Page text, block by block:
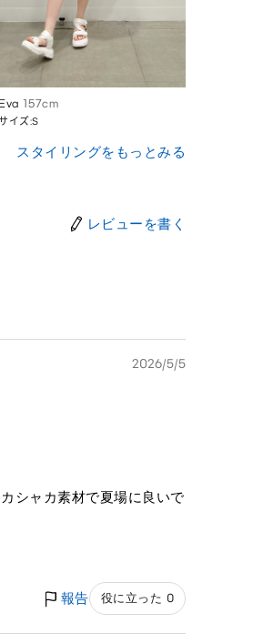
Eva 157cm
イズ:S
スタイリングをもっとみる
レビューを書く
2026/5/5
シャカ素材で夏場に良いで
報告 役に立った 0